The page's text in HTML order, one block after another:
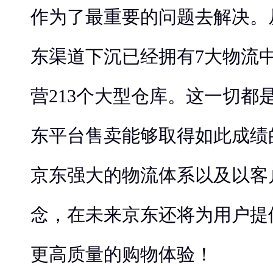
作为了最重要的问题去解决。
东渠道下沉已经拥有7大物流
营213个大型仓库。这一切都
东平台售卖能够取得如此成
京东强大的物流体系以及以
念，在未来京东还将为用户
更高质量的购物体验！